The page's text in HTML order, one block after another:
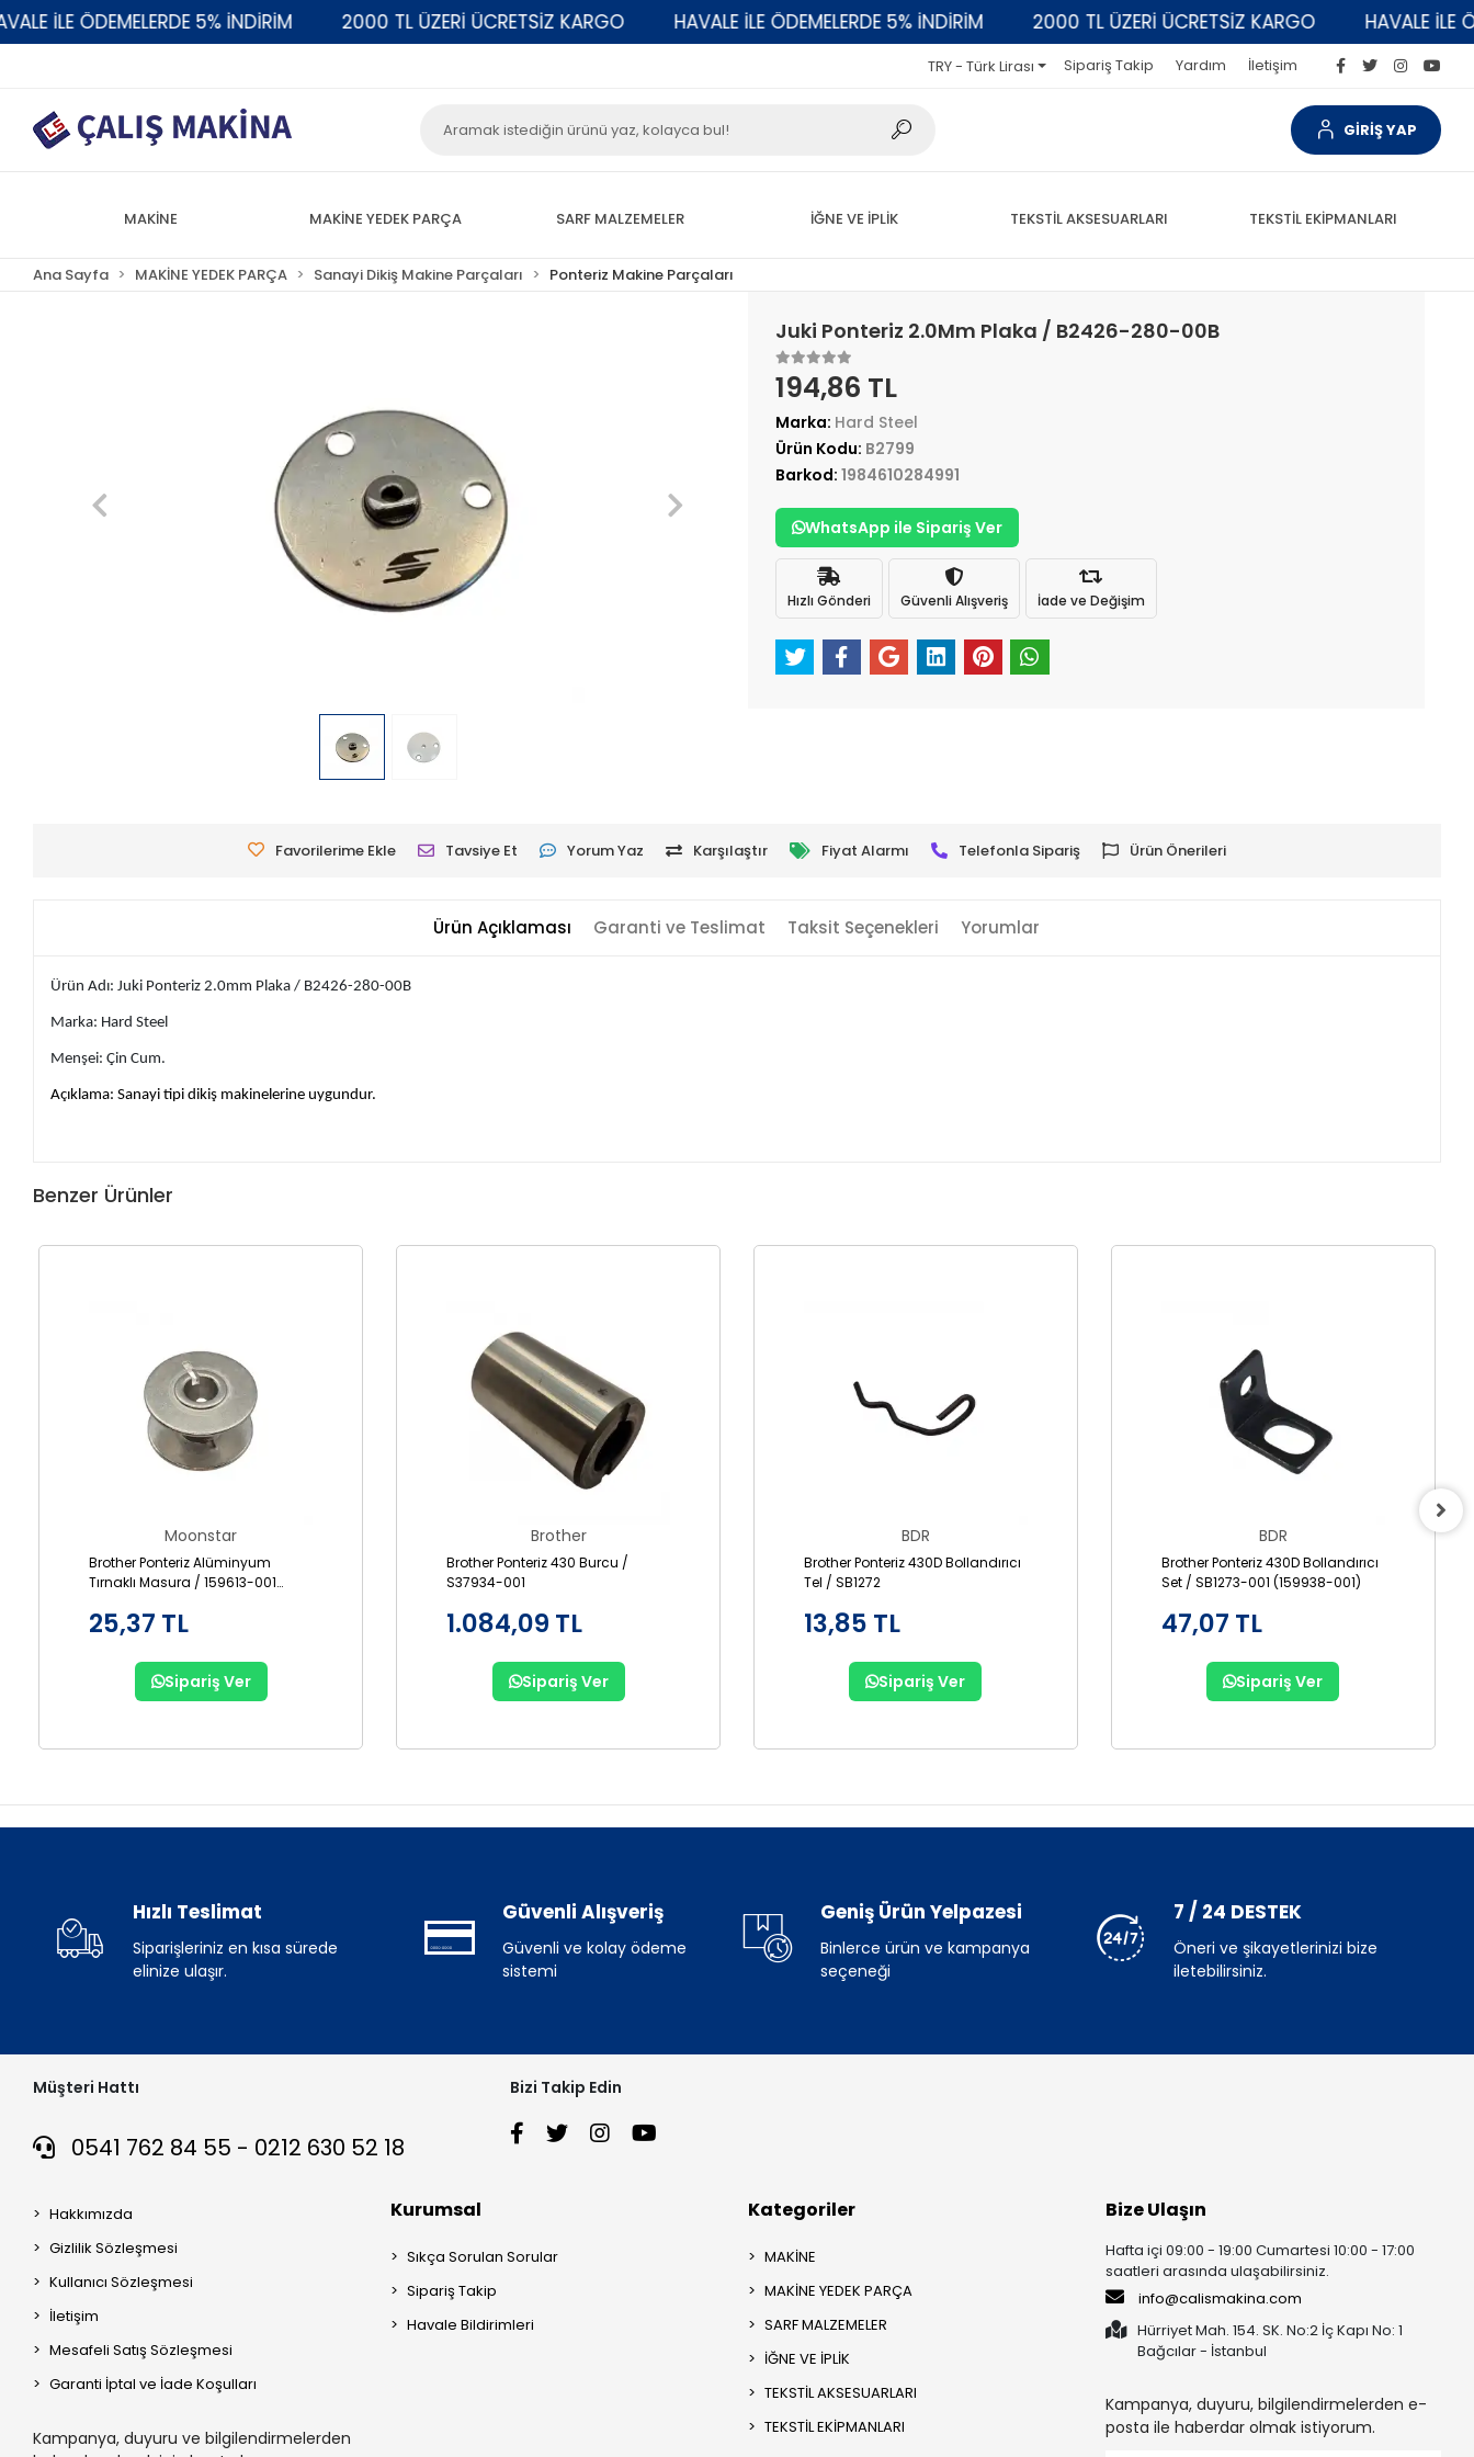
İLE ÖDEMELERDE 5% İNDİRİM 2000 TL ÜZERİ ÜCRETSİZ KARGO HAVALE İLE ÖDEMELERDE 5% İNDİRİM 2000 TL ÜZERİ ÜCRETSİZ KARGO HAVALE İLE
TRY - Türk Lirası Sipariş Takip Yardım İletişim
GİRİŞ YAP
MAKİNE MAKİNE YEDEK PARÇA SARF MALZEMELER İĞNE VE İPLİK TEKSTİL AKSESUARLARI TEKSTİL EKİPMANLARI
Ana Sayfa MAKİNE YEDEK PARÇA Sanayi Dikiş Makine Parçaları Ponteriz Makine Parçaları
Juki Ponteriz 2.0Mm Plaka / B2426-280-00B
194,86 TL
Marka: Hard Steel
Ürün Kodu: B2799
Barkod: 1984610284991
WhatsApp ile Sipariş Ver
Hızlı Gönderi Güvenli Alışveriş İade ve Değişim
Favorilerime Ekle Tavsiye Et Yorum Yaz Karşılaştır Fiyat Alarmı Telefonla Sipariş Ürün Önerileri
Ürün Açıklaması Garanti ve Teslimat Taksit Seçenekleri Yorumlar
Ürün Adı: Juki Ponteriz 2.0mm Plaka / B2426-280-00B
Marka: Hard Steel
Menşei: Çin Cum.
Açıklama: Sanayi tipi dikiş makinelerine uygundur.
Benzer Ürünler
Moonstar
Brother Ponteriz Alüminyum
Tırnaklı Masura / 159613-001
25,37 TL
Sipariş Ver
Brother
Brother Ponteriz 430 Burcu /
S37934-001
1.084,09 TL
Sipariş Ver
BDR
Brother Ponteriz 430D Bollandırıcı
Tel / SB1272
13,85 TL
Sipariş Ver
BDR
Brother Ponteriz 430D Bollandırıcı
Set / SB1273-001 (159938-001)
47,07 TL
Sipariş Ver
Hızlı Teslimat
Siparişleriniz en kısa sürede
elinize ulaşır.
Güvenli Alışveriş
Güvenli ve kolay ödeme
sistemi
Geniş Ürün Yelpazesi
Binlerce ürün ve kampanya
seçeneği
7 / 24 DESTEK
Öneri ve şikayetlerinizi bize
iletebilirsiniz.
Müşteri Hattı
0541 762 84 55 - 0212 630 52 18
Bizi Takip Edin
Hakkımızda
Gizlilik Sözleşmesi
Kullanıcı Sözleşmesi
İletişim
Mesafeli Satış Sözleşmesi
Garanti İptal ve İade Koşulları
Kampanya, duyuru ve bilgilendirmelerden
Kurumsal
Sıkça Sorulan Sorular
Sipariş Takip
Havale Bildirimleri
Kategoriler
MAKİNE
MAKİNE YEDEK PARÇA
SARF MALZEMELER
İĞNE VE İPLİK
TEKSTİL AKSESUARLARI
TEKSTİL EKİPMANLARI
Bize Ulaşın
Hafta içi 09:00 - 19:00 Cumartesi 10:00 - 17:00
saatleri arasında ulaşabilirsiniz.
info@calismakina.com
Hürriyet Mah. 154. SK. No:2 İç Kapı No: 1
Bağcılar - İstanbul
Kampanya, duyuru, bilgilendirmelerden e-
posta ile haberdar olmak istiyorum.